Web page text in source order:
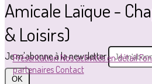
Amicale Laïque -
& Loisirs)
Je m'abonne à la newsletter
OK
Présentation Nos activités en détail
partenaires Contact